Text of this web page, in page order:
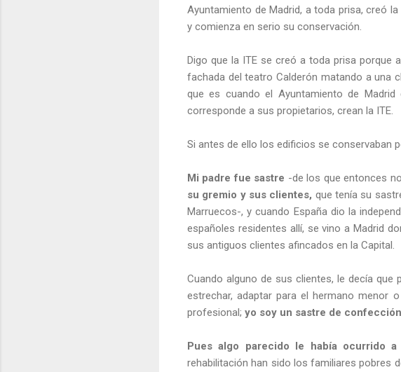
Ayuntamiento de Madrid, a toda prisa, creó
y comienza en serio su conservación.
Digo que la ITE se creó a toda prisa porque
fachada del teatro Calderón matando a una
que es cuando el Ayuntamiento de
corresponde a sus propietarios, crean la ITE.
Si antes de ello los edificios se conservaban
Mi padre fue sastre -de los que entonces
su gremio y sus clientes, que tenía su
Marruecos-, y cuando España dio la
españoles residentes allí, se vino a Madrid
sus antiguos clientes afincados en la Capital.
Cuando alguno de sus clientes, le decía que
estrechar, adaptar para el hermano menor
profesional; yo soy un sastre de
Pues algo parecido le había ocurrido
rehabilitación han sido los familiares pobres